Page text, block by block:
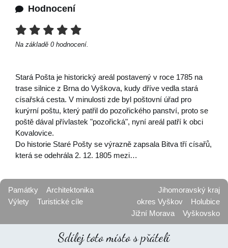
Hodnocení
Na základě 0 hodnocení.
Stará Pošta je historický areál postavený v roce 1785 na
trase silnice z Brna do Vyškova, kudy dříve vedla stará
císařská cesta. V minulosti zde byl poštovní úřad pro
kurýrní poštu, který patřil do pozořického panství, proto se
poště dával přívlastek "pozořická", nyní areál patří k obci
Kovalovice.
Do historie Staré Pošty se výrazně zapsala Bitva tří císařů,
která se odehrála 2. 12. 1805 mezi…
Památky
Architektonika
Výlety
Turistické cíle
Jihomoravský kraj
okres Vyškov
Holubice
Jižní Morava
Vyškovsko
Sdílej toto místo s přáteli